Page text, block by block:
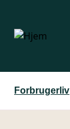
hovedindhold
Forbrugerliv